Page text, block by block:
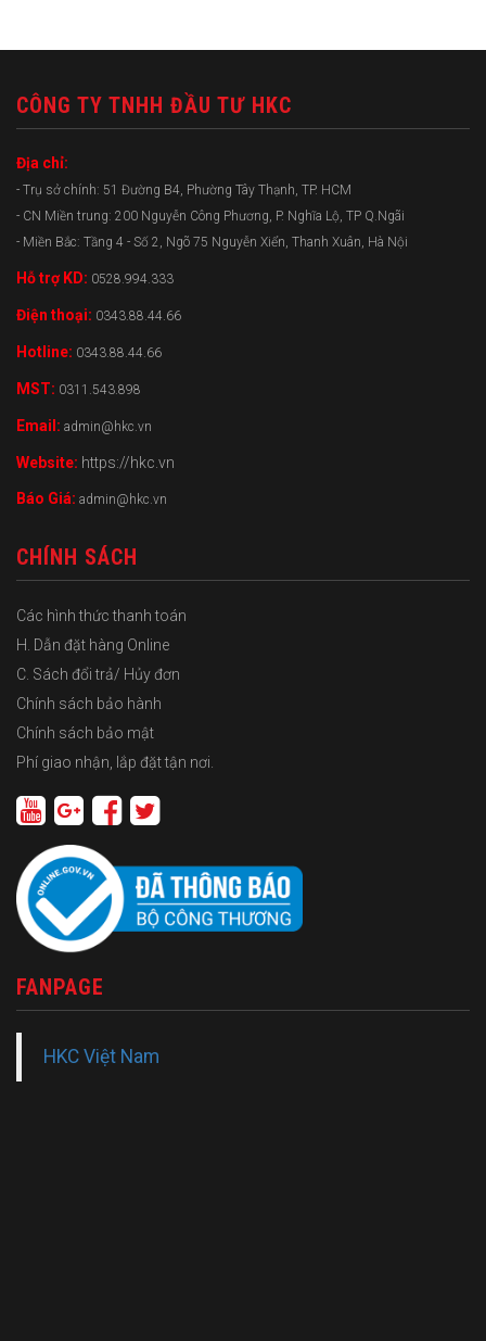
CÔNG TY TNHH ĐẦU TƯ HKC
Địa chỉ:
- Trụ sở chính: 51 Đường B4, Phường Tây Thạnh, TP. HCM
- CN Miền trung: 200 Nguyễn Công Phương, P. Nghĩa Lộ, TP Q.Ngãi
- Miền Bắc: Tầng 4 - Số 2, Ngõ 75 Nguyễn Xiển, Thanh Xuân, Hà Nội
Hỗ trợ KD: 0528.994.333
Điện thoại: 0343.88.44.66
Hotline: 0343.88.44.66
MST: 0311.543.898
Email: admin@hkc.vn
Website: https://hkc.vn
Báo Giá: admin@hkc.vn
CHÍNH SÁCH
Các hình thức thanh toán
H. Dẫn đặt hàng Online
C. Sách đổi trả/ Hủy đơn
Chính sách bảo hành
Chính sách bảo mật
Phí giao nhận, lắp đặt tận nơi.
FANPAGE
HKC Việt Nam